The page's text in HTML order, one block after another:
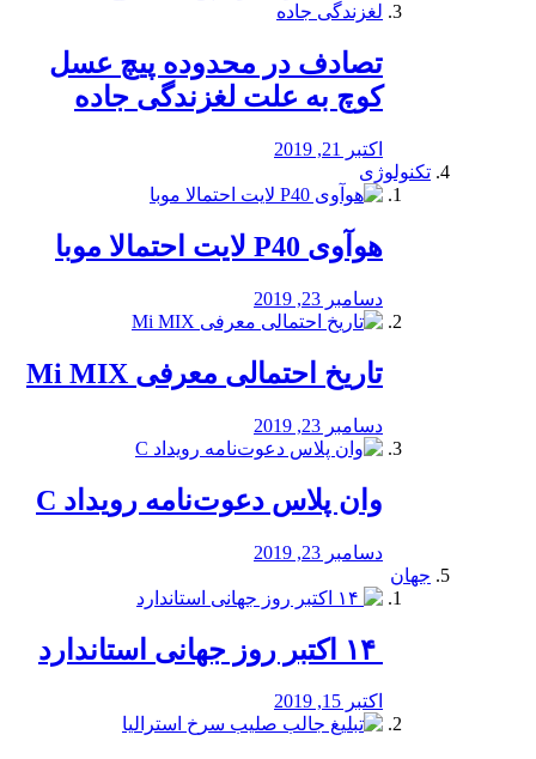
تصادف در محدوده پیچ عسل
کوچ به علت لغزندگی جاده
اکتبر 21, 2019
تکنولوژی
هوآوی P40 لایت احتمالا موبا
دسامبر 23, 2019
تاریخ احتمالی معرفی Mi MIX
دسامبر 23, 2019
وان پلاس دعوت‌نامه رویداد C
دسامبر 23, 2019
جهان
اکتبر 15, 2019